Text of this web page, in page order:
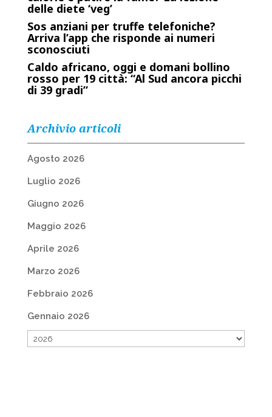
delle diete ‘veg’
Sos anziani per truffe telefoniche?
Arriva l’app che risponde ai numeri
sconosciuti
Caldo africano, oggi e domani bollino
rosso per 19 città: “Al Sud ancora picchi
di 39 gradi”
Archivio articoli
Agosto 2026
Luglio 2026
Giugno 2026
Maggio 2026
Aprile 2026
Marzo 2026
Febbraio 2026
Gennaio 2026